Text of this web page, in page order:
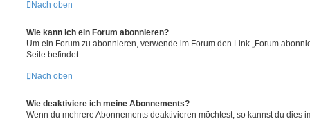
Nach oben
Wie kann ich ein Forum abonnieren?
Um ein Forum zu abonnieren, verwende im Forum den Link „Forum
Seite befindet.
Nach oben
Wie deaktiviere ich meine Abonnements?
Wenn du mehrere Abonnements deaktivieren möchtest, so kannst du dies